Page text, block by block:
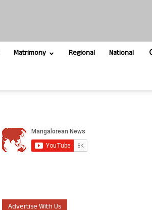
Matrimony Regional National
Advertise With Us